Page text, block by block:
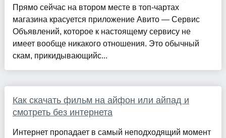
Прямо сейчас на втором месте в топ-чартах
магазина красуется приложение Авито — Сервис
Объявлений, которое к настоящему сервису не
имеет вообще никакого отношения. Это обычный
скам, прикидывающийс...
Как скачать фильм на айфон или айпад и
смотреть без интернета
Интернет пропадает в самый неподходящий момент